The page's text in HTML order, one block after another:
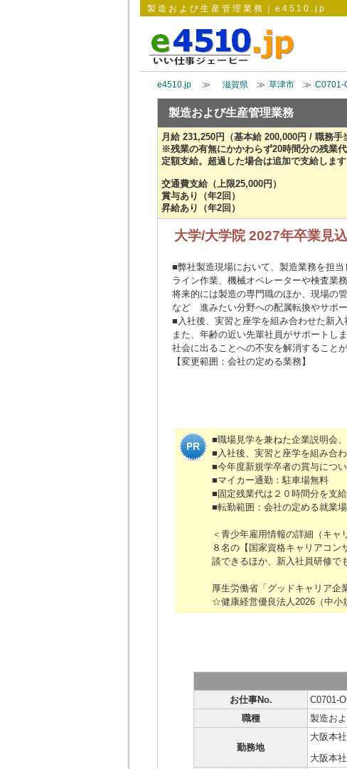
製造および生産管理業務｜e4510.jp
e4510.jp≫ 滋賀県≫ 草津市≫ C0701-
製造および生産管理業務
月給 231,250円（基本給 200,000円 / 職務手
※残業の有無にかかわらず20時間分の残業
定額支給。超過した場合は追加で支給します
交通費支給（上限25,000円）
賞与あり（年2回）
昇給あり（年2回）
大学/大学院 2027年卒業見
■弊社製造現場において、製造業務を担当
ライン作業、機械オペレーターや検査業
将来的には製造の専門職のほか、現場の
など 進みたい分野への配属転換やサポー
■入社後、実習と座学を組み合わせた新入
また、年齢の近い先輩社員がサポートしま
社会に出ることへの不安を解消することが
【変更範囲：会社の定める業務】
■職場見学を兼ねた企業説明会
■入社後、実習と座学を組み合
■今年度新規学卒者の賞与につ
■マイカー通勤：駐車場無料
■固定残業代は２０時間分を支
■転勤範囲：会社の定める就業
＜青少年雇用情報の詳細（キャ
８名の【国家資格キャリアコン
談できるほか、新入社員研修で
厚生労働省「グッドキャリア企
☆健康経営優良法人2026（中小
お仕事No.
C0701-
職種
製造お
勤務地
大阪本
大阪本